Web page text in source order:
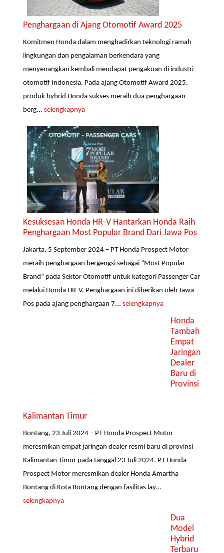
Penghargaan di Ajang Otomotif Award 2025
Komitmen Honda dalam menghadirkan teknologi ramah
lingkungan dan pengalaman berkendara yang
menyenangkan kembali mendapat pengakuan di industri
otomotif Indonesia. Pada ajang Otomotif Award 2025,
produk hybrid Honda sukses meraih dua penghargaan
berg...selengkapnya
Kesuksesan Honda HR-V Hantarkan Honda Raih
Penghargaan Most Popular Brand Dari Jawa Pos
Jakarta, 5 September 2024 – PT Honda Prospect Motor
meraih penghargaan bergengsi sebagai “Most Popular
Brand” pada Sektor Otomotif untuk kategori Passenger Car
melalui Honda HR-V. Penghargaan ini diberikan oleh Jawa
Pos pada ajang penghargaan 7...selengkapnya
Honda
Tambah
Empat
Jaringan
Dealer
Baru di
Provinsi
Kalimantan Timur
Bontang, 23 Juli 2024 – PT Honda Prospect Motor
meresmikan empat jaringan dealer resmi baru di provinsi
Kalimantan Timur pada tanggal 23 Juli 2024. PT Honda
Prospect Motor meresmikan dealer Honda Amartha
Bontang di Kota Bontang dengan fasilitas lay...
selengkapnya
Dua
Model
Hybrid
Terbaru